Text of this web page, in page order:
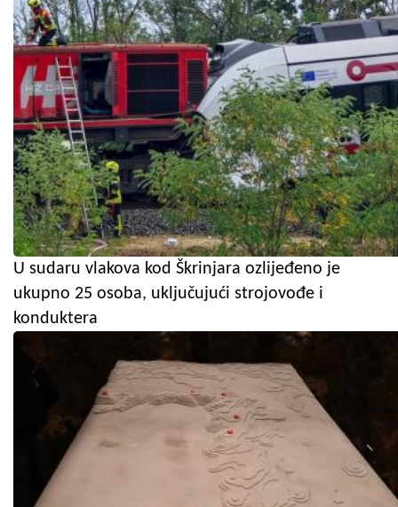
U sudaru vlakova kod Škrinjara ozlijeđeno je
ukupno 25 osoba, uključujući strojovođe i
konduktera